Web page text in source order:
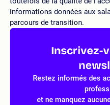
informations données aux
parcours de transition.
Inscrivez-
Restez informés des
et ne manquez